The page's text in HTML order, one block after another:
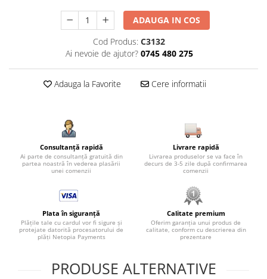
ADAUGA IN COS
Cod Produs: C3132
Ai nevoie de ajutor? 0745 480 275
Adauga la Favorite Cere informatii
Consultanță rapidă
Ai parte de consultanță gratuită din
partea noastră în vederea plasării
unei comenzii
Livrare rapidă
Livrarea produselor se va face în
decurs de 3-5 zile după confirmarea
comenzii
Plata în siguranță
Plățile tale cu cardul vor fi sigure și
protejate datorită procesatorului de
plăți Netopia Payments
Calitate premium
Oferim garanția unui produs de
calitate, conform cu descrierea din
prezentare
PRODUSE ALTERNATIVE